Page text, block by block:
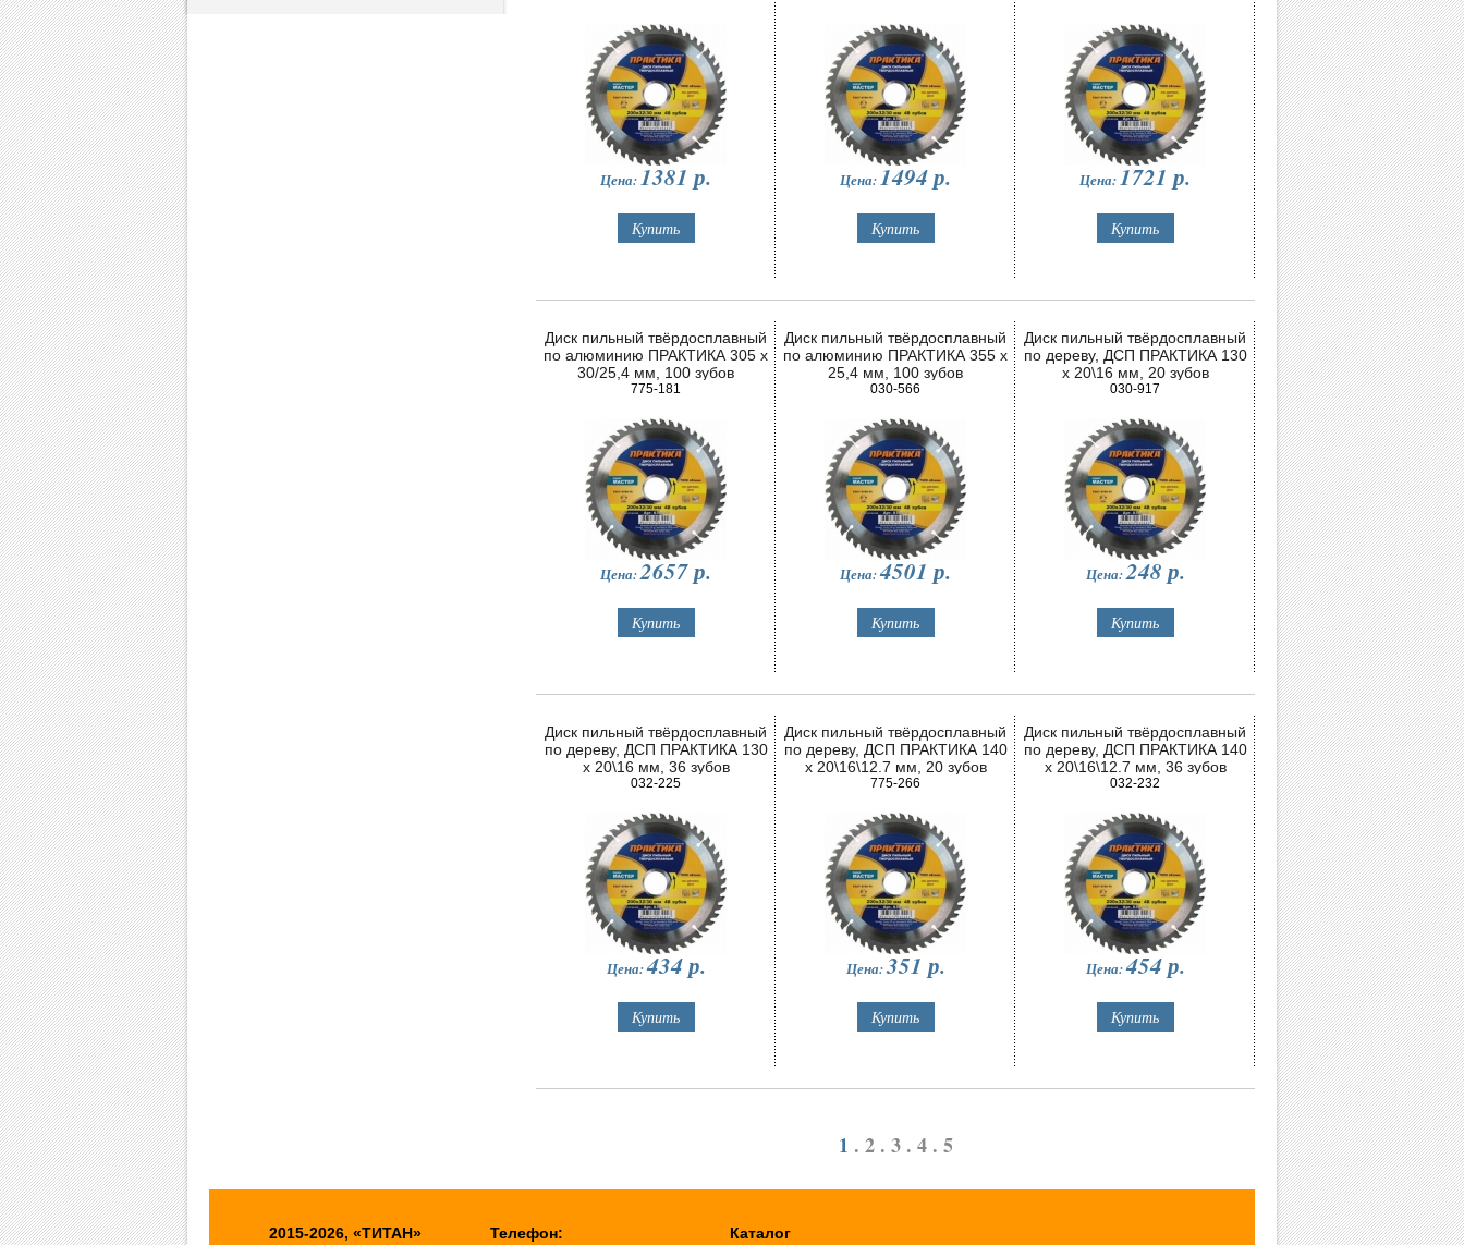
Цена:1381 р. Цена:1494р. Цена:1721 р.
Диск пильный твёрдосплавный
по алюминию ПРАКТИКА 305 х
30/25,4 мм, 100 зубов
775-181
Цена:2657р.
Диск пильный твёрдосплавный
по алюминию ПРАКТИКА 355 х
25,4 мм, 100 зубов
030-566
Цена:4501 р.
Диск пильный твёрдосплавный
по дереву, ДСП ПРАКТИКА 130
х 20\16 мм, 20 зубов
030-917
Цена:248 р.
Диск пильный твёрдосплавный
по дереву, ДСП ПРАКТИКА 130
х 20\16 мм, 36 зубов
032-225
Цена:434р.
Диск пильный твёрдосплавный
по дереву, ДСП ПРАКТИКА 140
х 20\16\12.7 мм, 20 зубов
775-266
Цена:351 р.
Диск пильный твёрдосплавный
по дереву, ДСП ПРАКТИКА 140
х 20\16\12.7 мм, 36 зубов
032-232
Цена:454р.
1 . 2. 3. 4. 5
2015-2026, «ТИТАН» Телефон: Каталог